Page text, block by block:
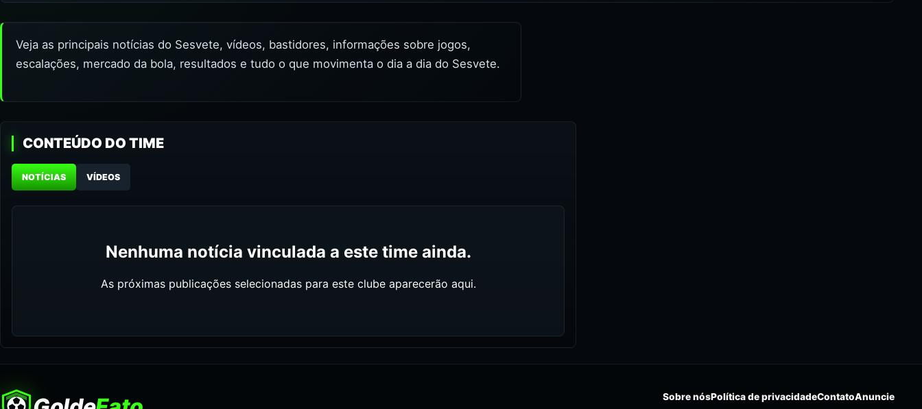
Veja as principais notícias do Sesvete, vídeos, bastidores, informações sobre jogos,
escalações, mercado da bola, resultados e tudo o que movimenta o dia a dia do Sesvete.
CONTEÚDO DO TIME
NOTÍCIAS VÍDEOS
Nenhuma notícia vinculada a este time ainda.
As próximas publicações selecionadas para este clube aparecerão aqui.
Sobre nósPolítica de privacidadeContatoAnuncie